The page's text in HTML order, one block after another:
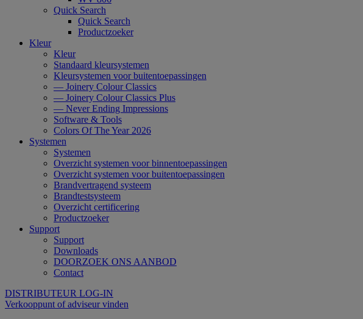
Quick Search
Quick Search
Productzoeker
Kleur
Kleur
Standaard kleursystemen
Kleursystemen voor buitentoepassingen
— Joinery Colour Classics
— Joinery Colour Classics Plus
— Never Ending Impressions
Software & Tools
Colors Of The Year 2026
Systemen
Systemen
Overzicht systemen voor binnentoepassingen
Overzicht systemen voor buitentoepassingen
Brandvertragend systeem
Brandtestsysteem
Overzicht certificering
Productzoeker
Support
Support
Downloads
DOORZOEK ONS AANBOD
Contact
DISTRIBUTEUR LOG-IN
Verkooppunt of adviseur vinden